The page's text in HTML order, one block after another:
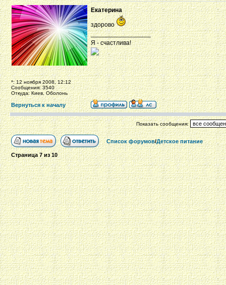
*: 12 ноября 2008, 12:12
Сообщения: 3540
Откуда: Киев, Оболонь
Екатерина
здорово
_________________
Я - счастлива!
Вернуться к началу
Показать сообщения:
Список форумов/Детское питание
Страница7из10